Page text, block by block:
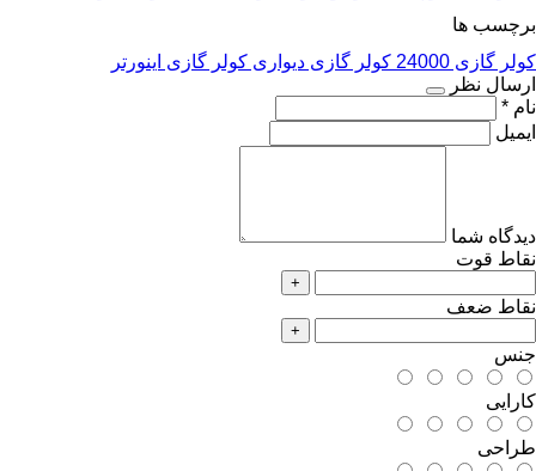
برچسب ها
کولر گازی 24000
کولر گازی دیواری کولر گازی اینورتر
ارسال نظر
نام *
ایمیل
دیدگاه شما
نقاط قوت
+
نقاط ضعف
+
جنس
کارایی
طراحی